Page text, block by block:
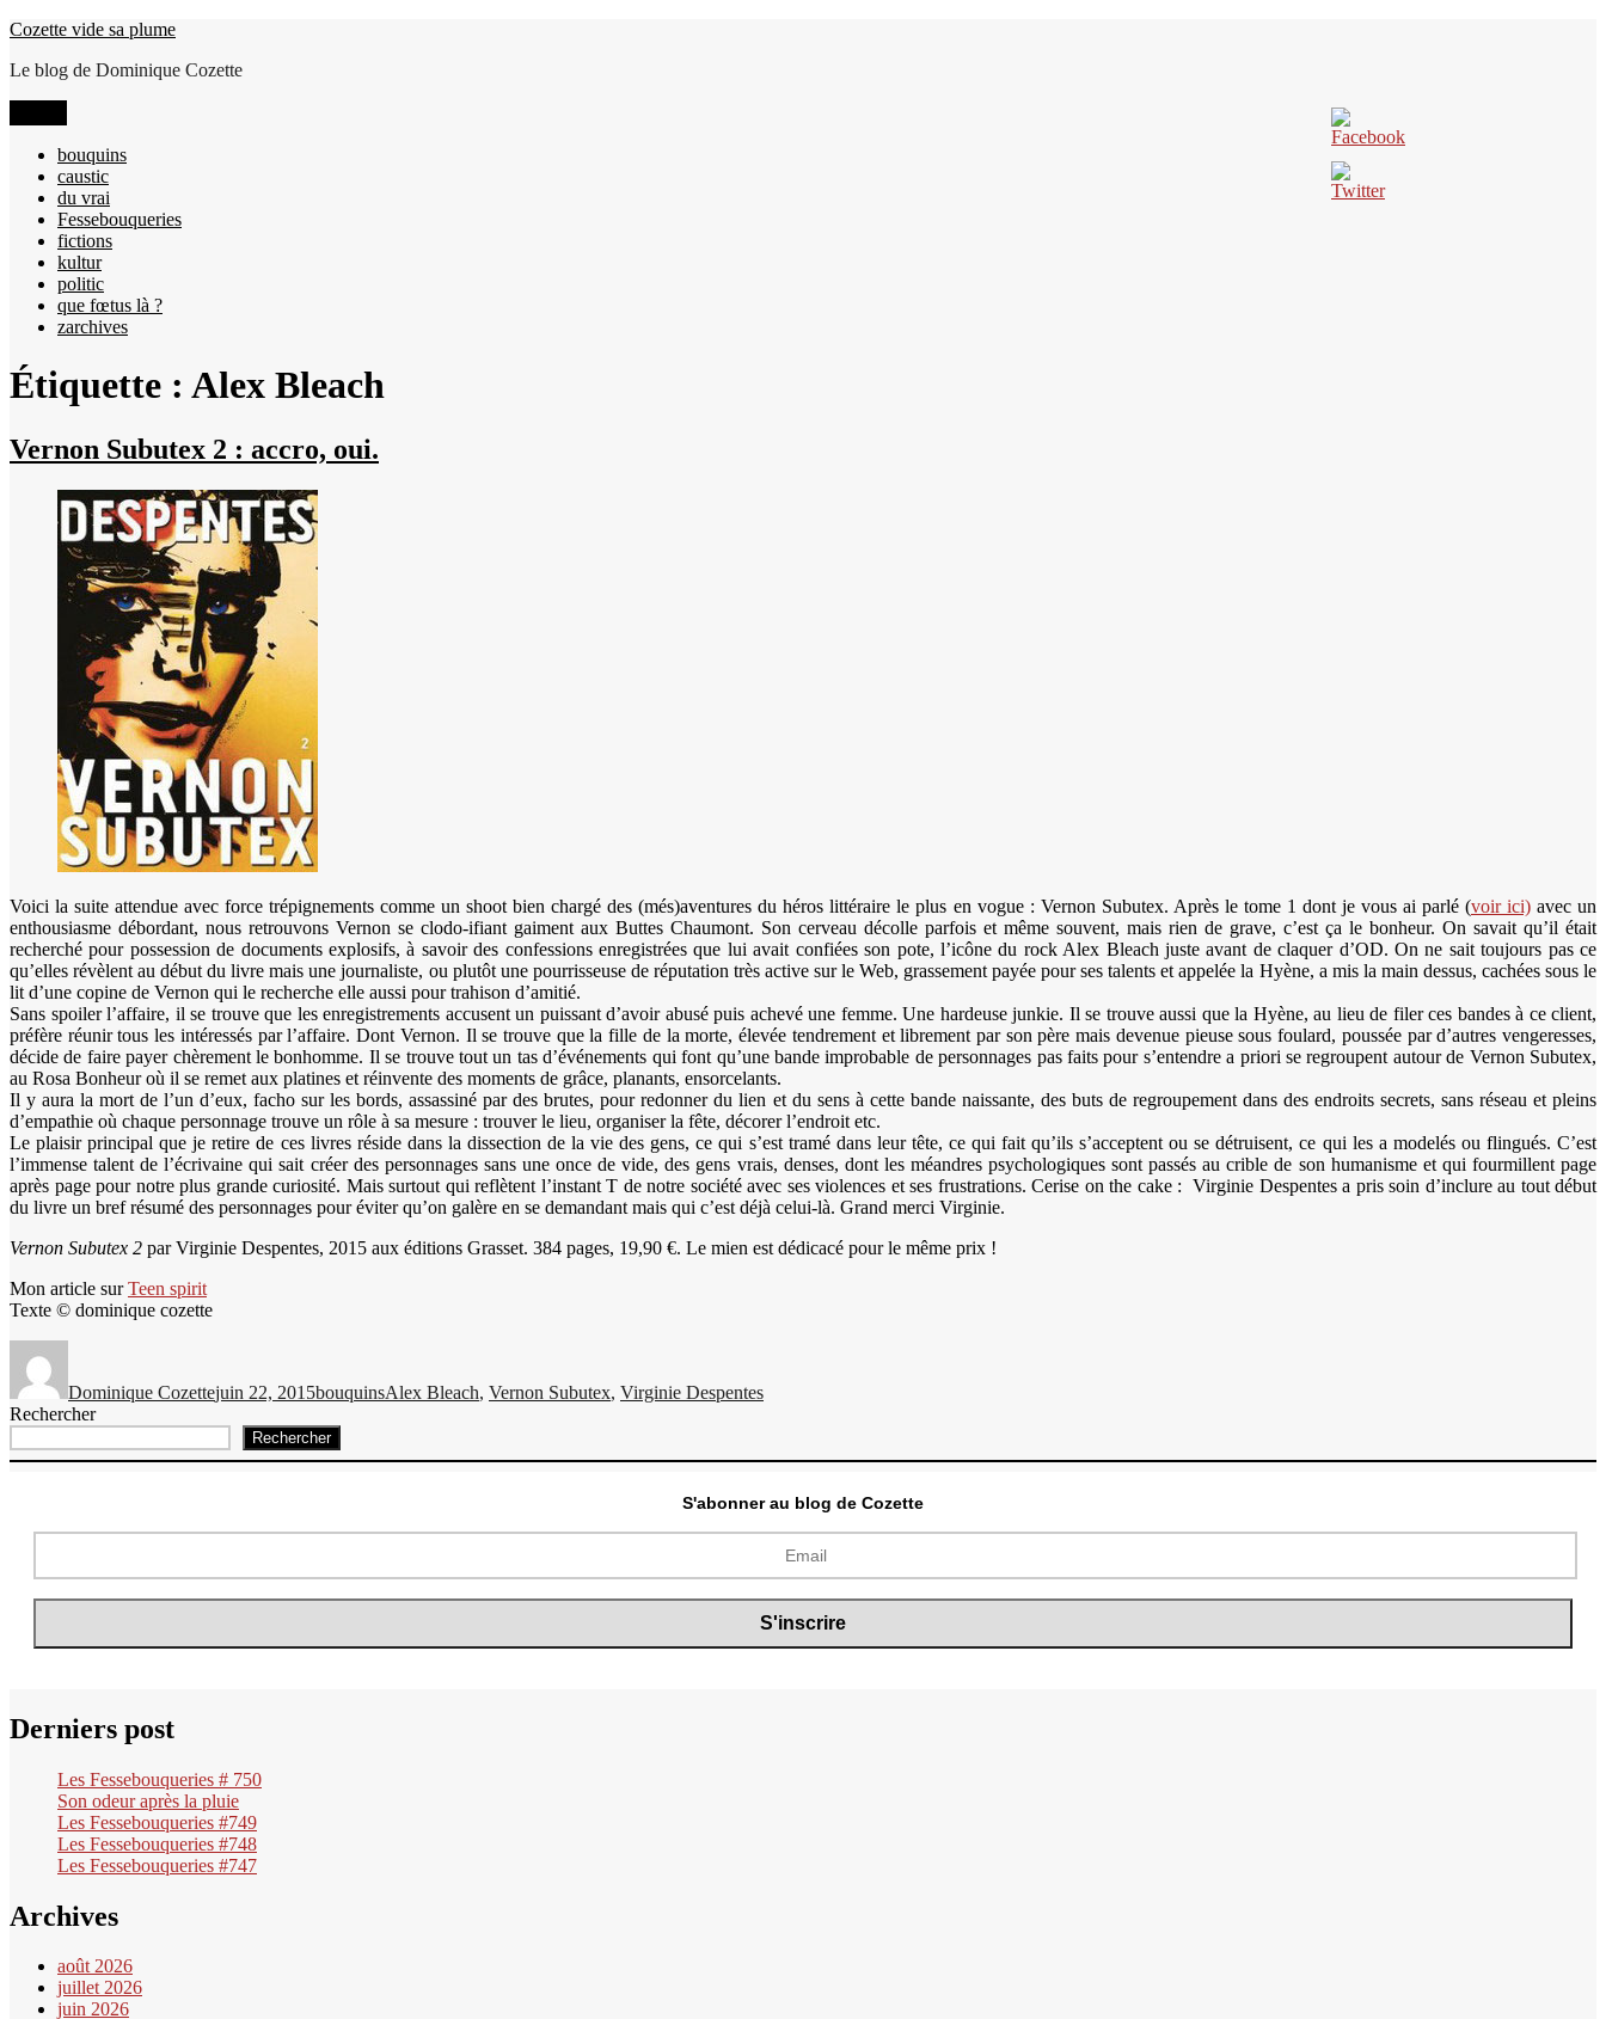
Aller
contenu
Cozette vide sa plume
Le blog de Dominique Cozette
bouquins
caustic
du vrai
Fessebouqueries
fictions
kultur
politic
que fœtus là ?
zarchives
Étiquette : Alex Bleach
Vernon Subutex 2 : accro, oui.
Voici la suite attendue avec force trépignements comme un shoot bien chargé des (més)aventures du héros littéraire le plus en vogue : Vernon Subutex. Après le tome 1 dont je vous ai parlé (voir ici)avec un
enthousiasme débordant, nous retrouvons Vernon se clodo-ifiant gaiment aux Buttes Chaumont. Son cerveau décolle parfois et même souvent, mais rien de grave, c’est ça le bonheur. On savait qu’il était
recherché pour possession de documents explosifs, à savoir des confessions enregistrées que lui avait confiées son pote, l’icône du rock Alex Bleach juste avant de claquer d’OD. On ne sait toujours pas ce
qu’elles révèlent au début du livre mais une journaliste, ou plutôt une pourrisseuse de réputation très active sur le Web, grassement payée pour ses talents et appelée la Hyène, a mis la main dessus, cachées sous le
lit d’une copine de Vernon qui le recherche elle aussi pour trahison d’amitié.
Sans spoiler l’affaire, il se trouve que les enregistrements accusent un puissant d’avoir abusé puis achevé une femme. Une hardeuse junkie. Il se trouve aussi que la Hyène, au lieu de filer ces bandes à ce client,
préfère réunir tous les intéressés par l’affaire. Dont Vernon. Il se trouve que la fille de la morte, élevée tendrement et librement par son père mais devenue pieuse sous foulard, poussée par d’autres vengeresses,
décide de faire payer chèrement le bonhomme. Il se trouve tout un tas d’événements qui font qu’une bande improbable de personnages pas faits pour s’entendre a priori se regroupent autour de Vernon Subutex,
au Rosa Bonheur où il se remet aux platines et réinvente des moments de grâce, planants, ensorcelants.
Il y aura la mort de l’un d’eux, facho sur les bords, assassiné par des brutes, pour redonner du lien et du sens à cette bande naissante, des buts de regroupement dans des endroits secrets, sans réseau et pleins
d’empathie où chaque personnage trouve un rôle à sa mesure : trouver le lieu, organiser la fête, décorer l’endroit etc.
Le plaisir principal que je retire de ces livres réside dans la dissection de la vie des gens, ce qui s’est tramé dans leur tête, ce qui fait qu’ils s’acceptent ou se détruisent, ce qui les a modelés ou flingués. C’est
l’immense talent de l’écrivaine qui sait créer des personnages sans une once de vide, des gens vrais, denses, dont les méandres psychologiques sont passés au crible de son humanisme et qui fourmillent page
après page pour notre plus grande curiosité. Mais surtout qui reflètent l’instant T de notre société avec ses violences et ses frustrations. Cerise on the cake : Virginie Despentes a pris soin d’inclure au tout début
du livre un bref résumé des personnages pour éviter qu’on galère en se demandant mais qui c’est déjà celui-là. Grand merci Virginie.
Vernon Subutex 2 par Virginie Despentes, 2015 aux éditions Grasset. 384 pages, 19,90 €. Le mien est dédicacé pour le même prix !
Mon article surTeen spirit
Texte © dominique cozette
Dominique Cozettejuin 22, 2015bouquinsAlex Bleach, Vernon Subutex, Virginie Despentes
Rechercher
Rechercher
S'abonner au blog de Cozette
Derniers post
Les Fessebouqueries # 750
Son odeur après la pluie
Les Fessebouqueries #749
Les Fessebouqueries #748
Les Fessebouqueries #747
Archives
août 2026
juillet 2026
juin 2026